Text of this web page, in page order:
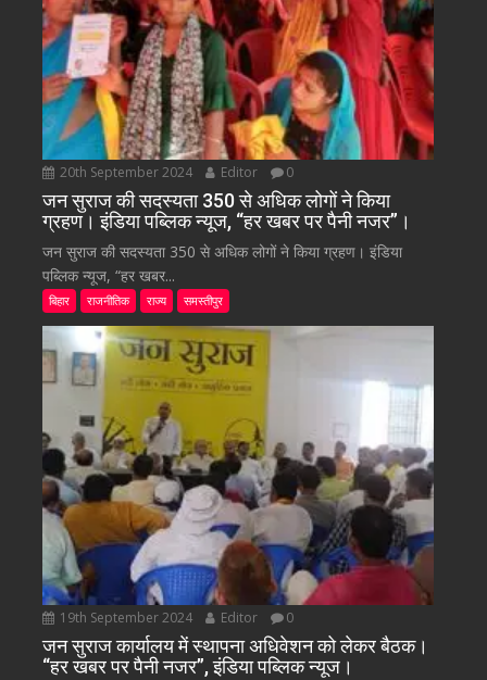
20th September 2024 Editor 0
जन सुराज की सदस्यता 350 से अधिक लोगों ने किया
ग्रहण। इंडिया पब्लिक न्यूज, “हर खबर पर पैनी नजर”।
जन सुराज की सदस्यता 350 से अधिक लोगों ने किया ग्रहण। इंडिया
पब्लिक न्यूज, “हर खबर...
बिहार राजनीतिक राज्य समस्तीपुर
19th September 2024 Editor 0
जन सुराज कार्यालय में स्थापना अधिवेशन को लेकर बैठक।
“हर खबर पर पैनी नजर”, इंडिया पब्लिक न्यूज।